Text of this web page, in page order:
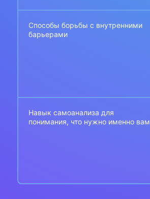
Способы борьбы с внутренними
барьерами
Навык самоанализа для
понимания, что нужно именно вам